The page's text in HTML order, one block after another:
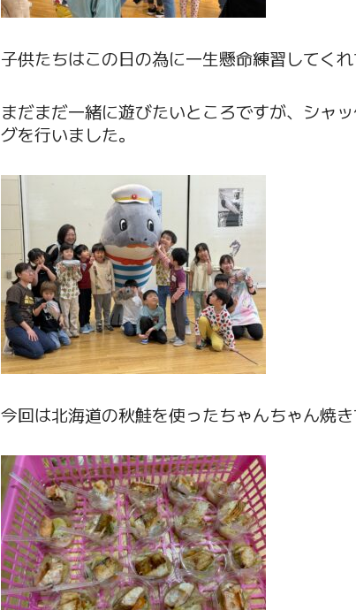
子供たちはこの日の為に一生懸命練習してく
まだまだ一緒に遊びたいところですが、シャ
グを行いました。
今回は北海道の秋鮭を使ったちゃんちゃん焼き